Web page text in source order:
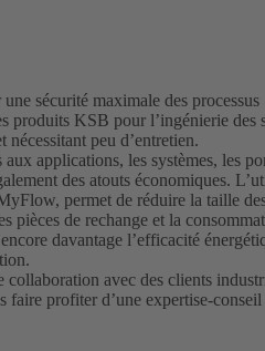
sécurité maximale des processus
produits KSB pour l’ingénierie des
nécessitant peu d’entretien.
applications, les systèmes, les
des atouts économiques.
permet de réduire la taille
pièces de rechange et la
davantage l’efficacité
avec des clients
faire profiter d’une expertise-conseil